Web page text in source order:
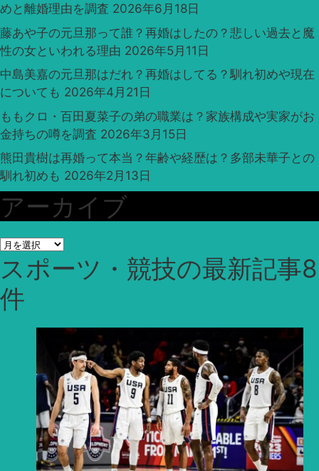
めと離婚理由を調査 2026年6月18日
藤あや子の元旦那って誰？再婚はしたの？悲しい過去と魔
性の女といわれる理由 2026年5月11日
中島美嘉の元旦那はだれ？再婚はしてる？馴れ初めや現在
についても 2026年4月21日
ももクロ・百田夏菜子の弟の職業は？家族構成や実家がお
金持ちの噂を調査 2026年3月15日
熊田貴樹は再婚って本当？年齢や経歴は？多部未華子との
馴れ初めも 2026年2月13日
アーカイブ
ア
ー
カ
イ
ブ
スポーツ・競技の最新記事8
件